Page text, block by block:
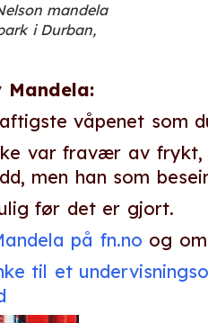
mandela
i Durban,
våpenet som
var fravær av frykt,
men han som
før det er gjort.
på fn.no og om
til et